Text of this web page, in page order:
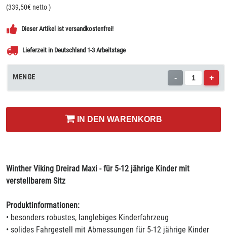
(339,50€ netto)
Dieser Artikel ist versandkostenfrei!
Lieferzeit in Deutschland 1-3 Arbeitstage
MENGE - +
IN DEN WARENKORB
Winther Viking Dreirad Maxi - für 5-12 jährige Kinder mit
verstellbarem Sitz
Produktinformationen:
• besonders robustes, langlebiges Kinderfahrzeug
• solides Fahrgestell mit Abmessungen für 5-12 jährige Kinder